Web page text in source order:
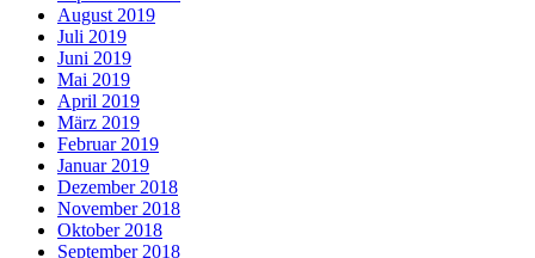
August 2019
Juli 2019
Juni 2019
Mai 2019
April 2019
März 2019
Februar 2019
Januar 2019
Dezember 2018
November 2018
Oktober 2018
September 2018